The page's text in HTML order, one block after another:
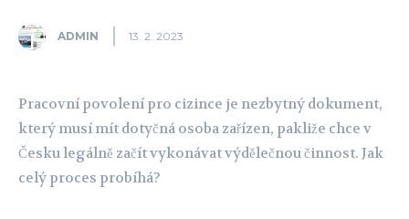
ADMIN 13. 2. 2023
Pracovní povolení pro cizince je nezbytný dokument,
který musí mít dotyčná osoba zařízen, pakliže chce v
Česku legálně začít vykonávat výdělečnou činnost. Jak
celý proces probíhá?